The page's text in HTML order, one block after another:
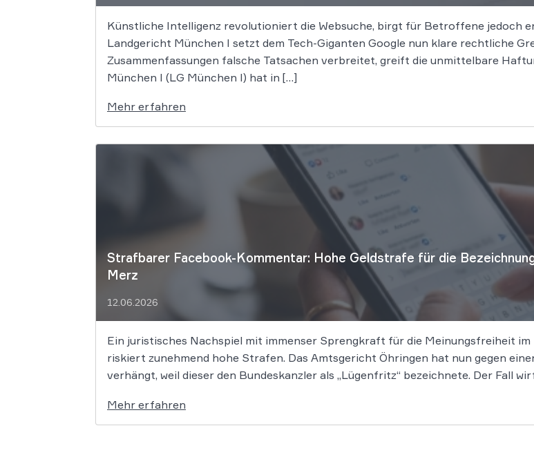
Künstliche Intelligenz revolutioniert die Websuche, birgt für Betroffene jedoch
Landgericht München I setzt dem Tech-Giganten Google nun klare rechtliche
Zusammenfassungen falsche Tatsachen verbreitet, greift die unmittelbare
München I (LG München I) hat in […]
Mehr erfahren
Strafbarer Facebook-Kommentar: Hohe Geldstrafe für die
Merz
12.06.2026
Ein juristisches Nachspiel mit immenser Sprengkraft für die Meinungsfreiheit
riskiert zunehmend hohe Strafen. Das Amtsgericht Öhringen hat nun gegen
verhängt, weil dieser den Bundeskanzler als „Lügenfritz“ bezeichnete. Der Fall
Mehr erfahren